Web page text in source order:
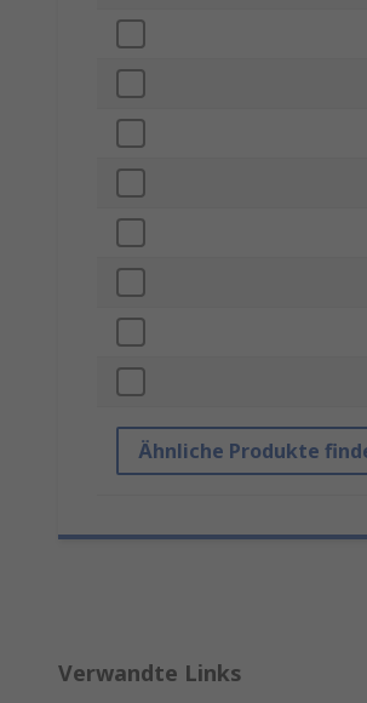
Ähnliche Produkte
Verwandte Links